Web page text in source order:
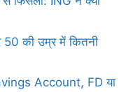
की उम्र में कितनी
Account, FD या